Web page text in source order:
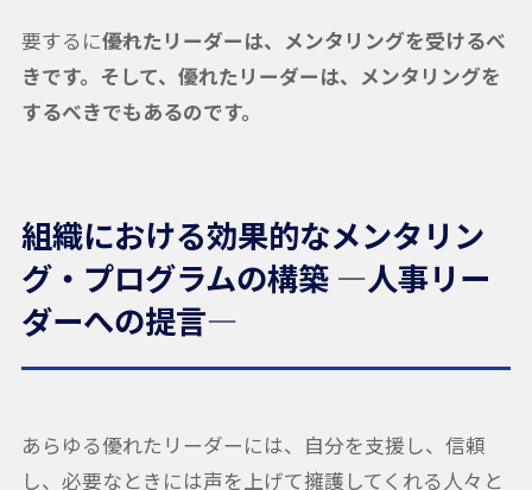
要するに――優れたリーダーは、メンタリングを受けるべ
きです。そして、優れたリーダーは、メンタリングを
するべきでもあるのです。
組織における効果的なメンタリン
グ・プログラムの構築 —人事リー
ダーへの提言—
あらゆる優れたリーダーには、自分を支援し、信頼
し、必要なときには声を上げて擁護してくれる人々と